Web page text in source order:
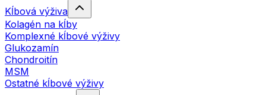
Kĺbová výživa
Kolagén na kĺby
Komplexné kĺbové výživy
Glukozamín
Chondroitín
MSM
Ostatné kĺbové výživy